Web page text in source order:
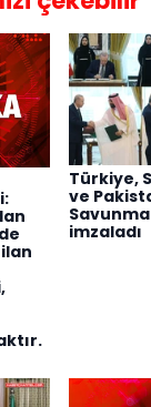
Türkiye,
ve
Savunma
imzaladı